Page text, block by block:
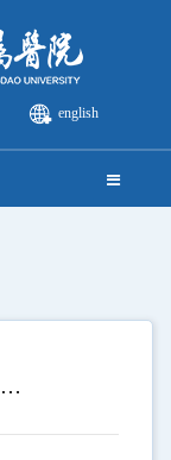
english